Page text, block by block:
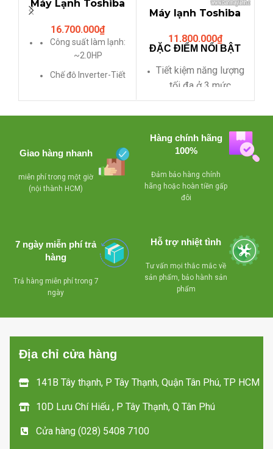
Máy Lạnh Toshiba
RAS-H18BKCV (2HP
INVERTER GAS
R410A)
16.700.000₫
Công suất làm lạnh:
~2.0HP
Chế độ Inverter-Tiết
Loại gas: R-410a
Máy lạnh Toshiba
H13BKCV/H13BKAV
INVERTER
11.800.000₫
ĐẶC ĐIỂM NỔI BẬT
Tiết kiệm năng lượng
tối đa ở 3 mức
Hoạt động êm ái
nhanh
GAS R410A
Giao hàng nhanh
miễn phí trong một giờ
(nội thành HCM)
Hàng chính hãng
100%
Đảm bảo hàng chính
hãng hoặc hoàn tiền gấp
đôi
7 ngày miễn phí trả
hàng
Trả hàng miễn phí trong 7
ngày
Hỗ trợ nhiệt tình
Tư vấn mọi thắc mắc về
sản phẩm, bảo hành sản
phẩm
Địa chỉ cửa hàng
141B Tây thạnh, P Tây Thạnh, Quận Tân Phú, TP HCM
10D Lưu Chí Hiếu , P Tây Thạnh, Q Tân Phú
Cửa hàng (028) 5408 7100